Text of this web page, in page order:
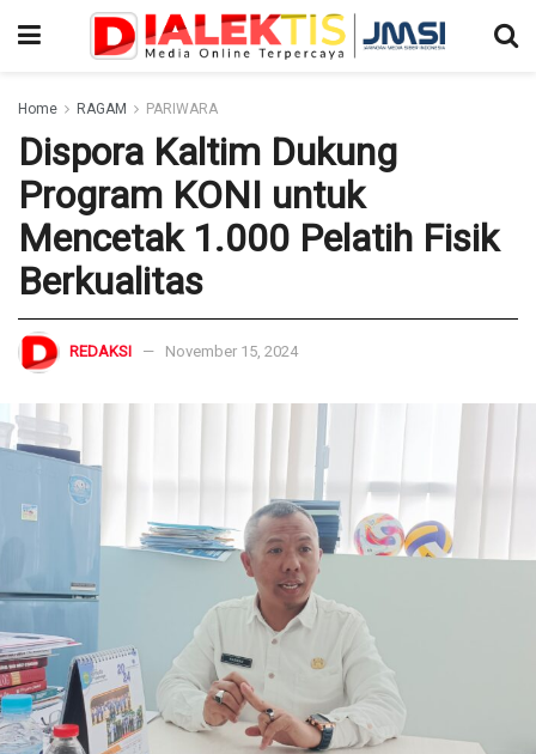
Home RAGAM PARIWARA
Dispora Kaltim Dukung
Program KONI untuk
Mencetak 1.000 Pelatih Fisik
Berkualitas
REDAKSI November 15, 2024